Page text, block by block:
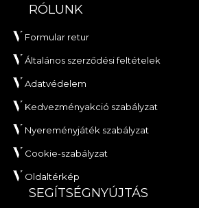
RÓLUNK
Formular retur
Általános szerződési feltételek
Adatvédelem
Kedvezményakció szabályzat
Nyereményjáték szabályzat
Cookie-szabályzat
Oldaltérkép
SEGÍTSÉGNYÚJTÁS